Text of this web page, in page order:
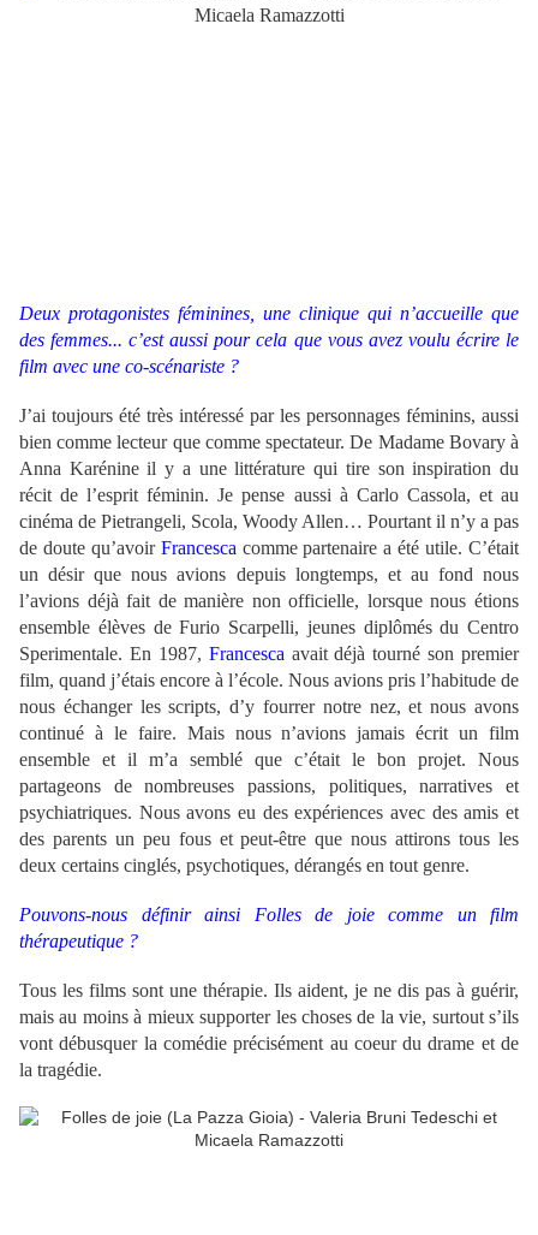
Deux protagonistes féminines, une clinique qui n’accueille que
des femmes... c’est aussi pour cela que vous avez voulu écrire le
film avec une co-scénariste ?
J’ai toujours été très intéressé par les personnages féminins, aussi
bien comme lecteur que comme spectateur. De Madame Bovary à
Anna Karénine il y a une littérature qui tire son inspiration du
récit de l’esprit féminin. Je pense aussi à Carlo Cassola, et au
cinéma de Pietrangeli, Scola, Woody Allen… Pourtant il n’y a pas
de doute qu’avoir Francesca comme partenaire a été utile. C’était
un désir que nous avions depuis longtemps, et au fond nous
l’avions déjà fait de manière non officielle, lorsque nous étions
ensemble élèves de Furio Scarpelli, jeunes diplômés du Centro
Sperimentale. En 1987, Francesca avait déjà tourné son premier
film, quand j’étais encore à l’école. Nous avions pris l’habitude de
nous échanger les scripts, d’y fourrer notre nez, et nous avons
continué à le faire. Mais nous n’avions jamais écrit un film
ensemble et il m’a semblé que c’était le bon projet. Nous
partageons de nombreuses passions, politiques, narratives et
psychiatriques. Nous avons eu des expériences avec des amis et
des parents un peu fous et peut-être que nous attirons tous les
deux certains cinglés, psychotiques, dérangés en tout genre.
Pouvons-nous définir ainsi Folles de joie comme un film
thérapeutique ?
Tous les films sont une thérapie. Ils aident, je ne dis pas à guérir,
mais au moins à mieux supporter les choses de la vie, surtout s’ils
vont débusquer la comédie précisément au coeur du drame et de
la tragédie.